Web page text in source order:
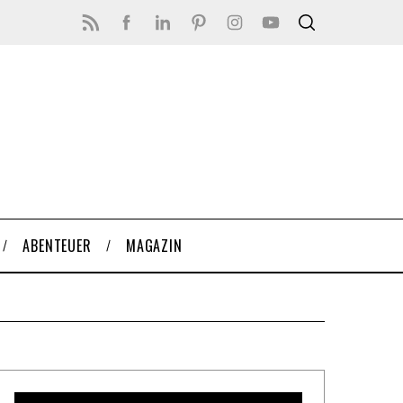
ABENTEUER MAGAZIN